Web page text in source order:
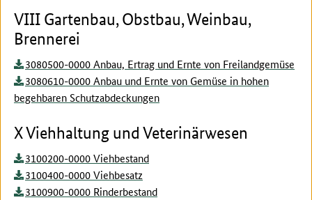
VIII Gartenbau, Obstbau, Weinbau,
Brennerei
3080500-0000 Anbau, Ertrag und Ernte von Freilandgemüse
3080610-0000 Anbau und Ernte von Gemüse in hohen
begehbaren Schutzabdeckungen
X Viehhaltung und Veterinärwesen
3100200-0000 Viehbestand
3100400-0000 Viehbesatz
3100900-0000 Rinderbestand